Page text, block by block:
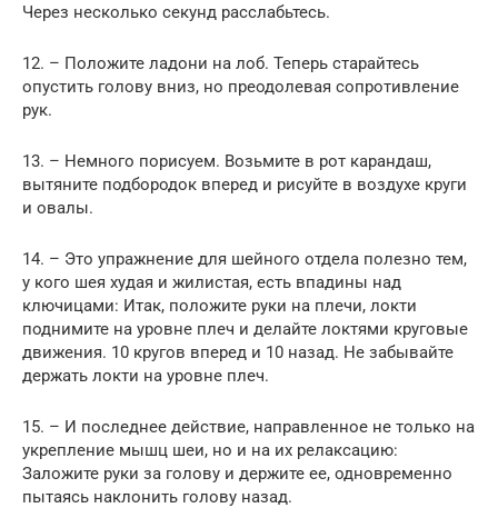
Через несколько секунд расслабьтесь.
12. – Положите ладони на лоб. Теперь старайтесь
опустить голову вниз, но преодолевая сопротивление
рук.
13. – Немного порисуем. Возьмите в рот карандаш,
вытяните подбородок вперед и рисуйте в воздухе круги
и овалы.
14. – Это упражнение для шейного отдела полезно тем,
у кого шея худая и жилистая, есть впадины над
ключицами: Итак, положите руки на плечи, локти
поднимите на уровне плеч и делайте локтями круговые
движения. 10 кругов вперед и 10 назад. Не забывайте
держать локти на уровне плеч.
15. – И последнее действие, направленное не только на
укрепление мышц шеи, но и на их релаксацию:
Заложите руки за голову и держите ее, одновременно
пытаясь наклонить голову назад.